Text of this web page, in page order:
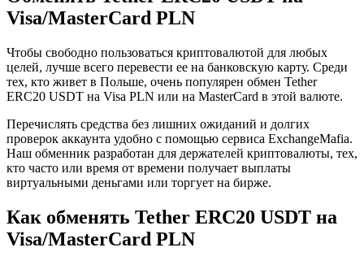
Visa/MasterCard PLN
Чтобы свободно пользоваться криптовалютой для любых
целей, лучше всего перевести ее на банковскую карту. Среди
тех, кто живет в Польше, очень популярен обмен Tether
ERC20 USDT на Visa PLN или на MasterCard в этой валюте.
Перечислять средства без лишних ожиданий и долгих
проверок аккаунта удобно с помощью сервиса ExchangeMafia.
Наш обменник разработан для держателей криптовалюты, тех,
кто часто или время от времени получает выплаты
виртуальными деньгами или торгует на бирже.
Как обменять Tether ERC20 USDT на
Visa/MasterCard PLN